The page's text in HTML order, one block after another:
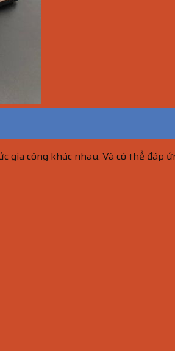
gia công khác nhau. Và có thể đáp